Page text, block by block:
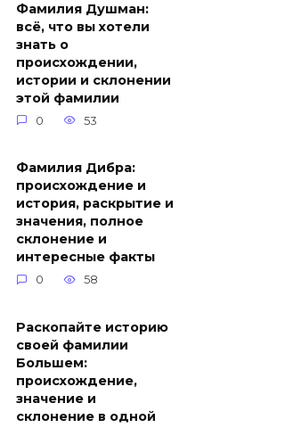
Фамилия Душман:
всё, что вы хотели
знать о
происхождении,
истории и склонении
этой фамилии
0 53
Фамилия Дибра:
происхождение и
история, раскрытие и
значения, полное
склонение и
интересные факты
0 58
Раскопайте историю
своей фамилии
Большем:
происхождение,
значение и
склонение в одной